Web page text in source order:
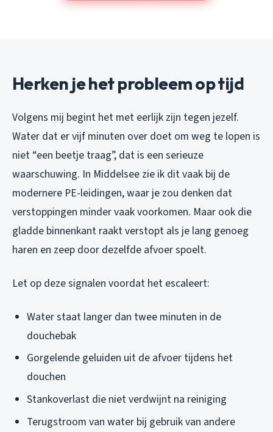
Herken je het probleem op tijd
Volgens mij begint het met eerlijk zijn tegen jezelf.
Water dat er vijf minuten over doet om weg te lopen is
niet “een beetje traag”, dat is een serieuze
waarschuwing. In Middelsee zie ik dit vaak bij de
modernere PE-leidingen, waar je zou denken dat
verstoppingen minder vaak voorkomen. Maar ook die
gladde binnenkant raakt verstopt als je lang genoeg
haren en zeep door dezelfde afvoer spoelt.
Let op deze signalen voordat het escaleert:
Water staat langer dan twee minuten in de
douchebak
Gorgelende geluiden uit de afvoer tijdens het
douchen
Stankoverlast die niet verdwijnt na reiniging
Terugstroom van water bij gebruik van andere